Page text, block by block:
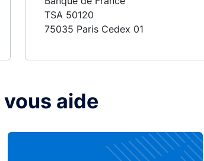
TSA 50120
75035 Paris Cedex 01
vous aide